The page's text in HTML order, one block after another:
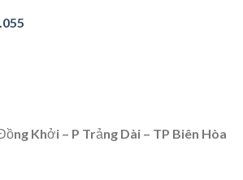
Khởi – P Trảng Dài – TP Biên Hòa